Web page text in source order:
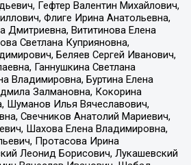
Гефтер Валентин Михайлович,
Флиге Ирина Анатольевна,
Дмитриевна, Вититинова Елена
Светлана Куприяновна,
Беляев Сергей Иванович,
Ганнушкина Светлана
Владимировна, Буртина Елена
Залмановна, Кокорина
Шуманов Илья Вячеславович,
Свечников Анатолий Мариевич,
Шахова Елена Владимировна,
Протасова Ирина
Леонид Борисович, Лукашевский